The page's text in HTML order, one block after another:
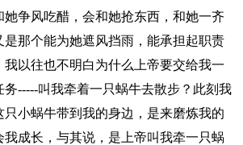
争风吃醋，会和她抢东西，和她一齐
那个能为她遮风挡雨，能承担起职责
我以往也不明白为什么上帝要交给我一
-----叫我牵着一只蜗牛去散步？此刻我
小蜗牛带到我的身边，是来磨炼我的
成长，与其说，是上帝叫我牵一只蜗